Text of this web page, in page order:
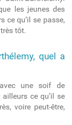
les jeunes des
ce qu’il se passe,
tôt.
quel a
une soif de
ce qu’il se
voire peut-être,